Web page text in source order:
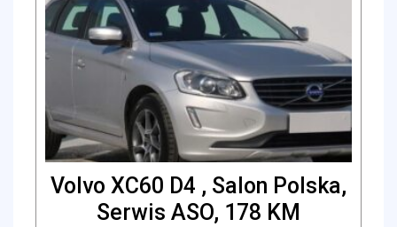
Volvo XC60 D4 , Salon Polska,
Serwis ASO, 178 KM